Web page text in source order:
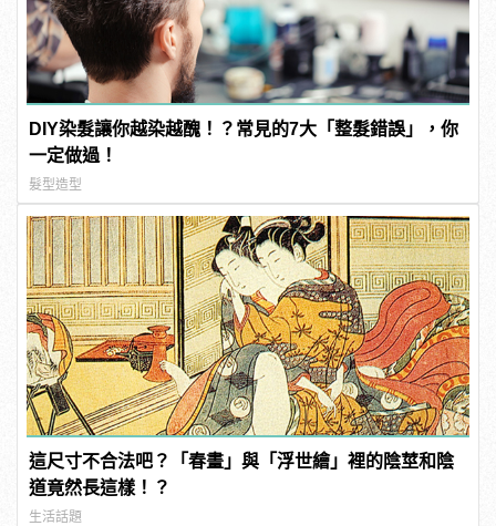
DIY染髮讓你越染越醜！？常見的7大「整髮錯誤」，你
一定做過！
髮型造型
這尺寸不合法吧？「春畫」與「浮世繪」裡的陰莖和陰
道竟然長這樣！？
生活話題